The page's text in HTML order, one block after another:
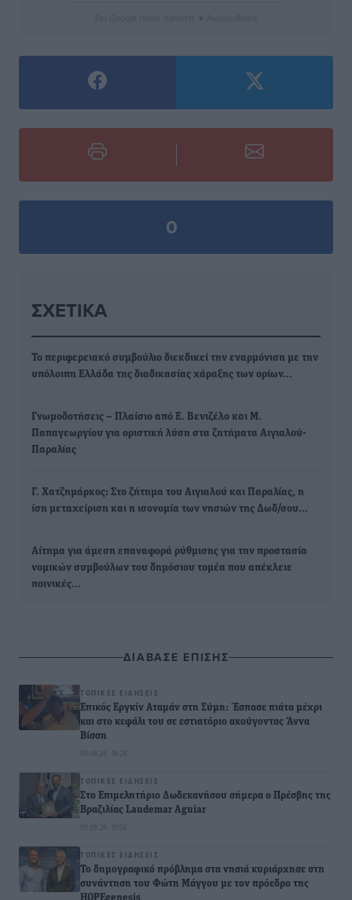
0
ΣΧΕΤΙΚΆ
Το περιφερειακό συμβούλιο διεκδικεί την εναρμόνιση με την
υπόλοιπη Ελλάδα της διαδικασίας χάραξης των ορίων…
Γνωμοδοτήσεις – Πλαίσιο από Ε. Βενιζέλο και Μ.
Παπαγεωργίου για οριστική λύση στα ζητήματα Αιγιαλού-
Παραλίας
Γ. Χατζημάρκος: Στο ζήτημα του Αιγιαλού και Παραλίας, η
ίση μεταχείριση και η ισονομία των νησιών της Δωδ/σου…
Αίτημα για άμεση επαναφορά ρύθμισης για την προστασία
νομικών συμβούλων του δημόσιου τομέα που απέκλειε
ποινικές…
ΔΙΑΒΑΣΕ ΕΠΙΣΗΣ
ΤΟΠΙΚΈΣ ΕΙΔΉΣΕΙΣ
Επικός Εργκίν Αταμάν στη Σύμη: Έσπασε πιάτα μέχρι
και στο κεφάλι του σε εστιατόριο ακούγοντας Άννα
Βίσση
05.08.26 · 18:28
ΤΟΠΙΚΈΣ ΕΙΔΉΣΕΙΣ
Στο Επιμελητήριο Δωδεκανήσου σήμερα ο Πρέσβης της
Βραζιλίας Laudemar Aguiar
05.08.26 · 17:58
ΤΟΠΙΚΈΣ ΕΙΔΉΣΕΙΣ
To δημογραφικό πρόβλημα στα νησιά κυριάρχησε στη
συνάντηση του Φώτη Μάγγου με τον πρόεδρο της